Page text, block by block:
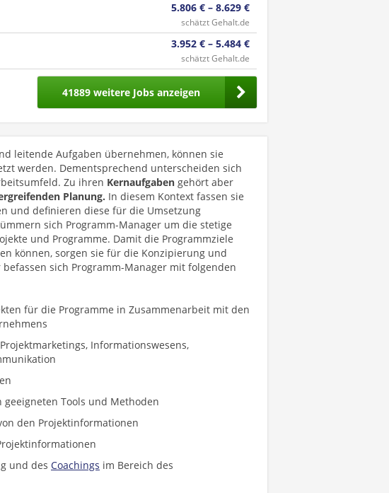
5.806 € – 8.629 €
schätzt Gehalt.de
3.952 € – 5.484 €
schätzt Gehalt.de
41889 weitere Jobs anzeigen
leitende Aufgaben übernehmen, können sie
werden. Dementsprechend unterscheiden sich
Zu ihren Kernaufgaben gehört aber
Planung. In diesem Kontext fassen sie
und definieren diese für die Umsetzung
sich Programm-Manager um die stetige
und Programme. Damit die Programmziele
können, sorgen sie für die Konzipierung und
sich Programm-Manager mit folgenden
für die Programme in Zusammenarbeit mit den
Informationswesens,
Tools und Methoden
den Projektinformationen
und des Coachings im Bereich des